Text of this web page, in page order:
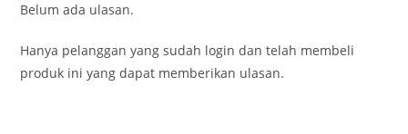
Belum ada ulasan.
Hanya pelanggan yang sudah login dan telah membeli
produk ini yang dapat memberikan ulasan.